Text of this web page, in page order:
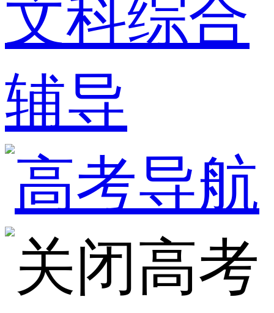
文科综合
辅导
高考